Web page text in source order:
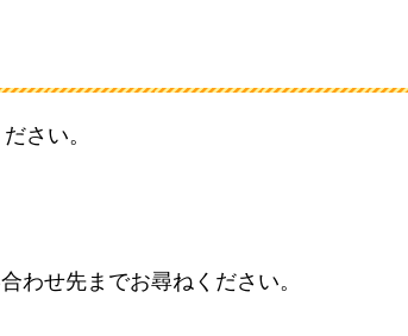
さい。
わせ先までお尋ねください。